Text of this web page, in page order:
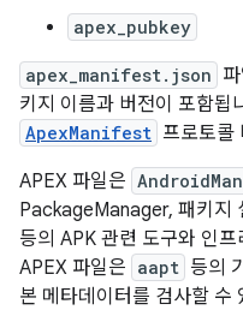
apex_pubkey
apex_manifest.json
키지 이름과 버전이 포함됩
ApexManifest 프로토콜
APEX 파일은
PackageManager, 패키지
등의 APK 관련 도구와 인
APEX 파일은 aapt 등의
본 메타데이터를 검사할 수